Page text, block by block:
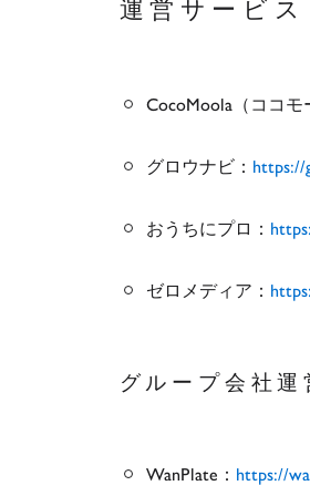
運営サービス
CocoMoola（ココモ
グロウナビ： https://
おうちにプロ：
ゼロメディア：
グループ会社運
WanPlate： https://